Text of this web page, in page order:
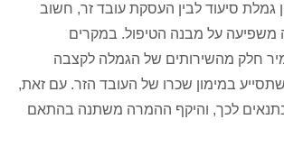
סיעוד לבין העסקת עובד זר, חשוב
משפיעה על מבנה הטיפול. במקרים
חלק מהשירותים של הגמלה לקצבה
במימון שכרו של העובד הזר. עם זאת,
לכך, והיקף ההמרה משתנה בהתאם